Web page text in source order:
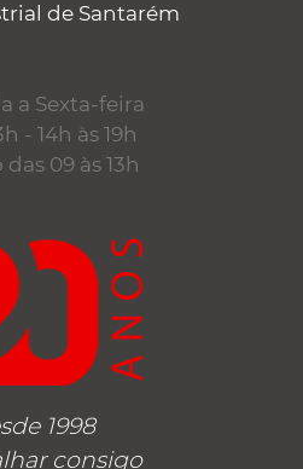
de Santarém
a Sexta-feira
- 14h às 19h
09 às 13h
1998
consigo